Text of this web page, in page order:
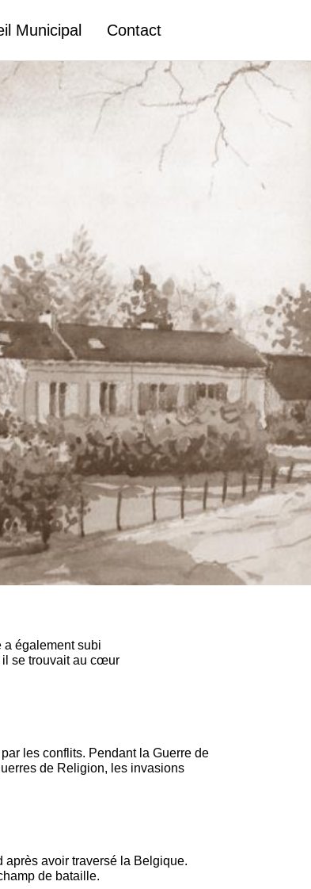
Municipal Contact
a également subi
il se trouvait au cœur
les conflits. Pendant la Guerre de
de Religion, les invasions
après avoir traversé la Belgique.
de bataille.